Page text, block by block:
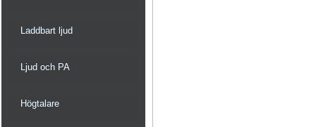
Laddbart ljud
Ljud och PA
Högtalare